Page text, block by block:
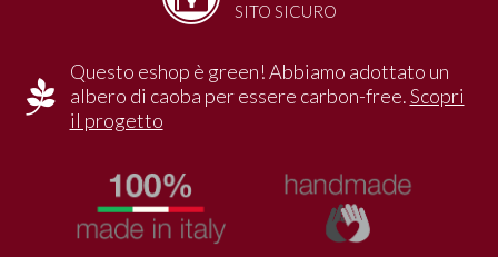
SITO SICURO
Questo eshop è green! Abbiamo adottato un
albero di caoba per essere carbon-free.Scopri
il progetto